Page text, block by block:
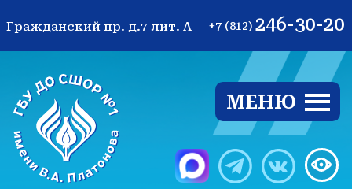
Гражданский пр. д.7 лит. А